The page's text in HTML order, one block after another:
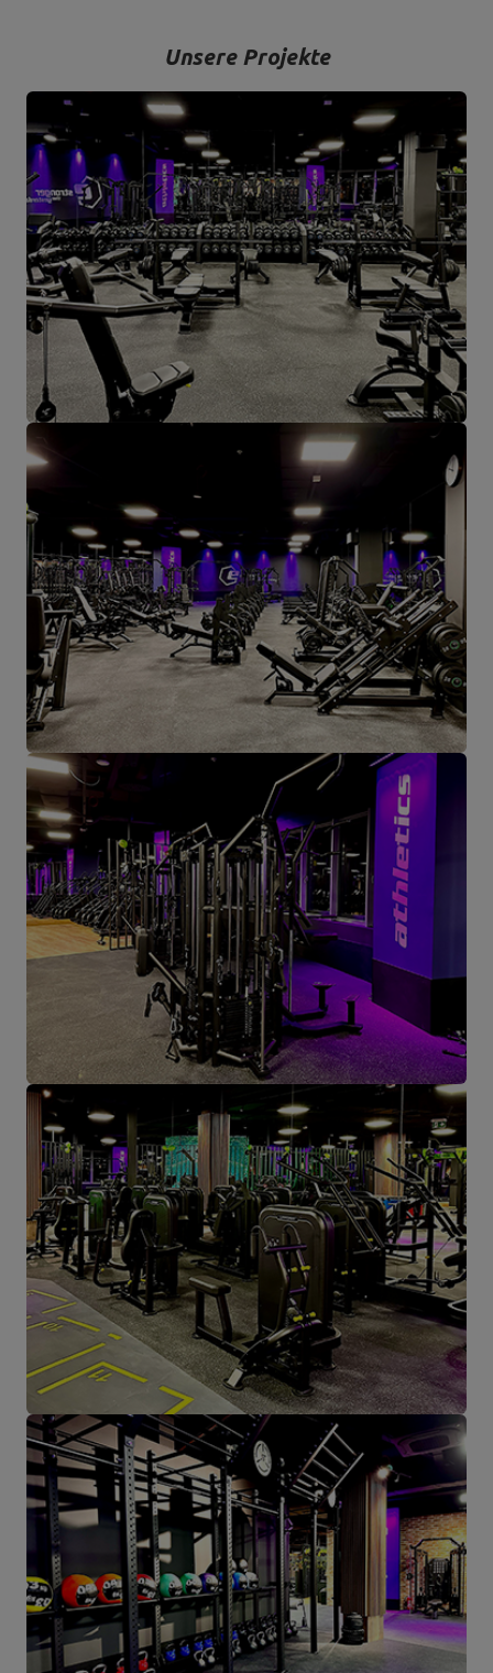
Starachowice in der Woiwodschaft Świętokrzyskie. Hier befinden
sich unsere Büroräume und die Produktions- und Lagerhallen. Von
hier aus werden alle Formen des Online-Verkaufs und der Kontakt
mit unseren Kunden gesteuert. Von hier aus werden auch unsere
Produkte für einzelne Empfänger und Partnergeschäfte geschickt.
Das Herz unseres Unternehmens liegt in Starachowice und das ist
die Ortschaft, wo alles anfängt.
Unsere Projekte